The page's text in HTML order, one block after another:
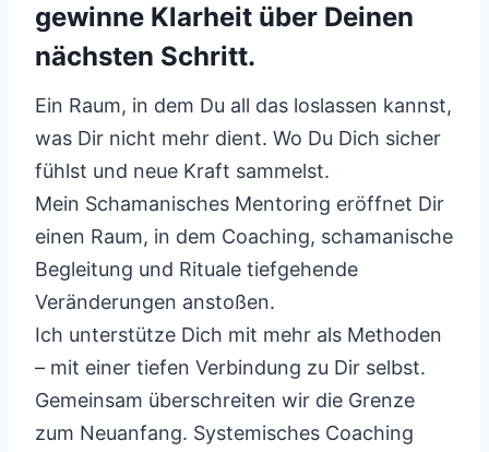
gewinne Klarheit über Deinen
nächsten Schritt.
Ein Raum, in dem Du all das loslassen kannst,
was Dir nicht mehr dient. Wo Du Dich sicher
fühlst und neue Kraft sammelst.
Mein Schamanisches Mentoring eröffnet Dir
einen Raum, in dem Coaching, schamanische
Begleitung und Rituale tiefgehende
Veränderungen anstoßen.
Ich unterstütze Dich mit mehr als Methoden
– mit einer tiefen Verbindung zu Dir selbst.
Gemeinsam überschreiten wir die Grenze
zum Neuanfang. Systemisches Coaching